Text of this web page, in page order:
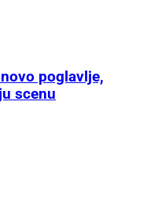
poglavlje,
scenu